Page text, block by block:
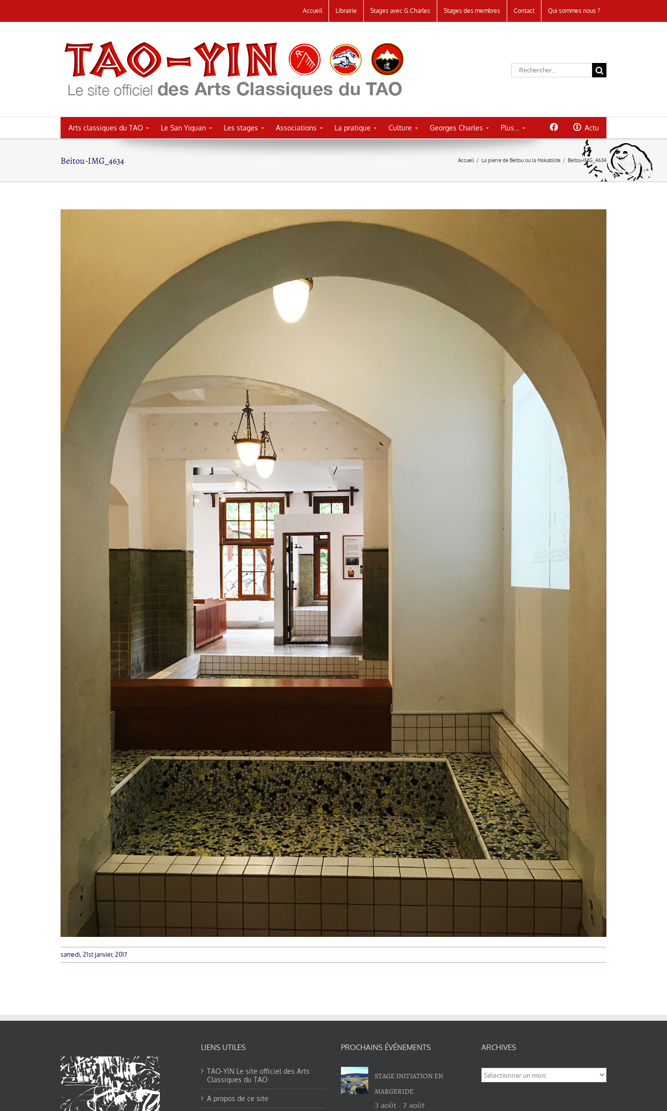
au
Accueil Librairie Stages avec G.Charles Stages des membres Contact Qui sommes nous ?
Rechercher:
Arts classiques du TAO Le San Yiquan Les stages Associations La pratique Culture Georges Charles Plus… Actu
Beitou-IMG_4634 Accueil / La pierre de Beitou ou la Hokutolite / Beitou-IMG_4634
samedi, 21st janvier, 2017
LIENS UTILES
TAO-YIN Le site officiel des Arts
Classiques du TAO
A propos de ce site
PROCHAINS ÉVÉNEMENTS
STAGE INITIATION EN
MARGERIDE
3 août -7 août
ARCHIVES
Archives